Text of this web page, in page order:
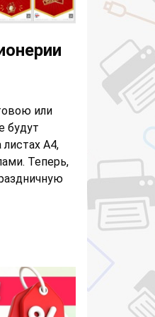
или
будут
А4,
Теперь,